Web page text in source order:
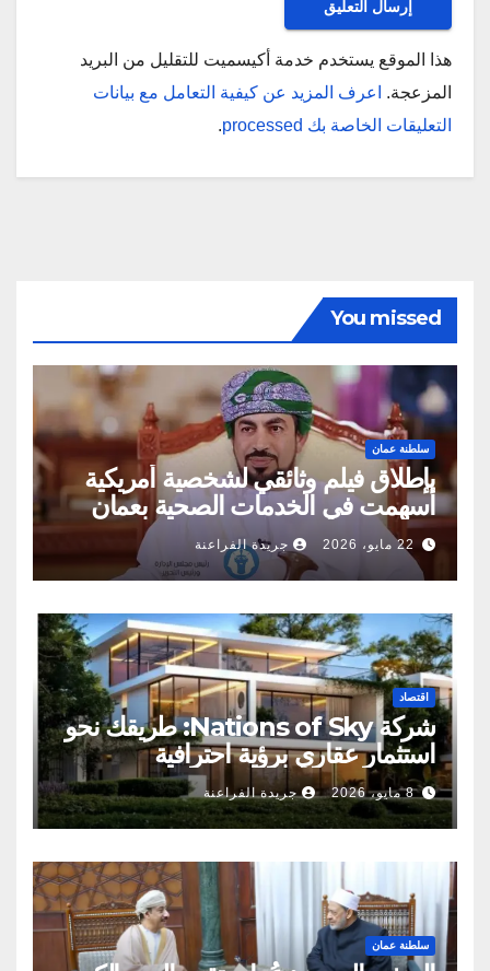
هذا الموقع يستخدم خدمة أكيسميت للتقليل من البريد
المزعجة.
اعرف المزيد عن كيفية التعامل مع بيانات
التعليقات الخاصة بك processed
.
You missed
سلطنة عمان
بإطلاق فيلم وثائقي لشخصية أمريكية
أسهمت في الخدمات الصحية بعمان
22 مايو، 2026 جريدة الفراعنة
اقتصاد
شركة Nations of Sky: طريقك نحو
استثمار عقاري برؤية احترافية
8 مايو، 2026 جريدة الفراعنة
سلطنة عمان